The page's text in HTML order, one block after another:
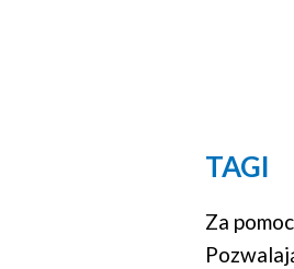
TAGI
Za